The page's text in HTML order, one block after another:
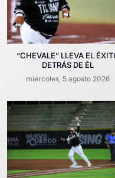
“CHEVALE” LLEVA EL
DETRÁS DE ÉL
miércoles, 5 agosto 2026